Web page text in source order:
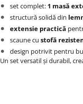
set complet: 1 masă
structură solidă din
extensie practică
scaune cu stofă
design potrivit pentru
Un set versatil și durabil,